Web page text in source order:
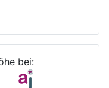
bei: